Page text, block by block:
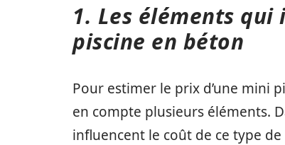
1. Les éléments
piscine en béton
Pour estimer le prix d’une mini
en compte plusieurs éléments.
influencent le coût de ce type de